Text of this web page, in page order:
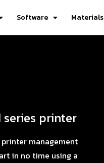
Software Materials
series printer
management
in no time using a